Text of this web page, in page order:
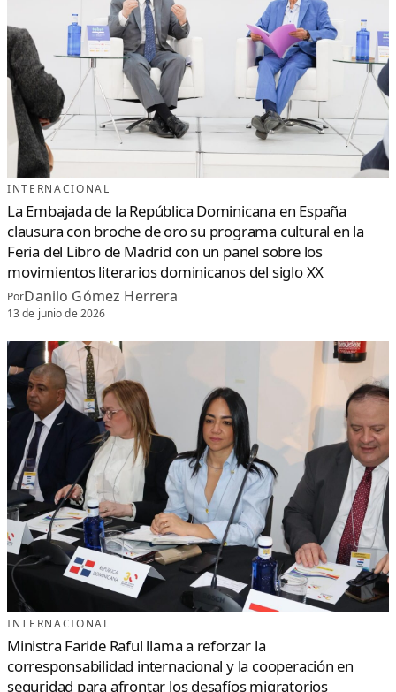
INTERNACIONAL
La Embajada de la República Dominicana en España
clausura con broche de oro su programa cultural en la
Feria del Libro de Madrid con un panel sobre los
movimientos literarios dominicanos del siglo XX
PorDanilo Gómez Herrera
13 de junio de 2026
INTERNACIONAL
Ministra Faride Raful llama a reforzar la
corresponsabilidad internacional y la cooperación en
seguridad para afrontar los desafíos migratorios